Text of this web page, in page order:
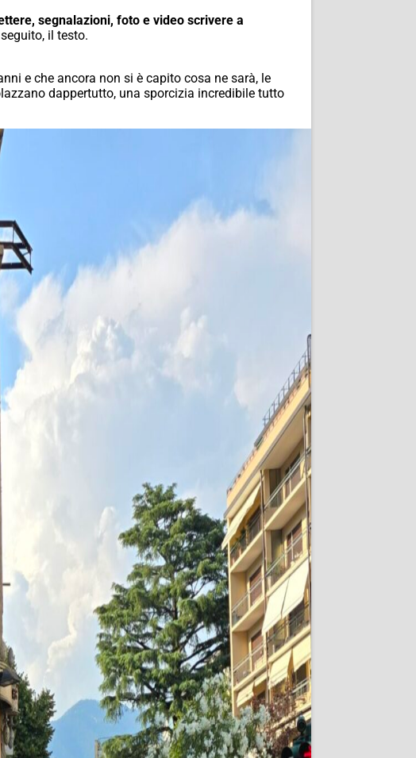
segnalazioni, foto e video scrivere a
il testo.
e che ancora non si è capito cosa ne sarà, le
dappertutto, una sporcizia incredibile tutto